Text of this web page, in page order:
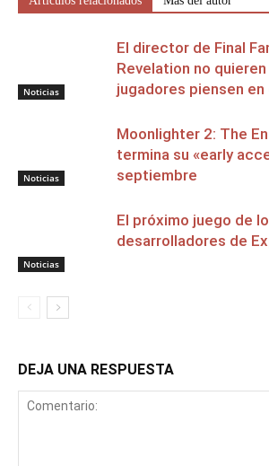
Noticias
El director de Final
Revelation no
jugadores piensen en
Noticias
Moonlighter 2: The
termina su «early
septiembre
Noticias
El próximo juego de
desarrolladores de
DEJA UNA RESPUESTA